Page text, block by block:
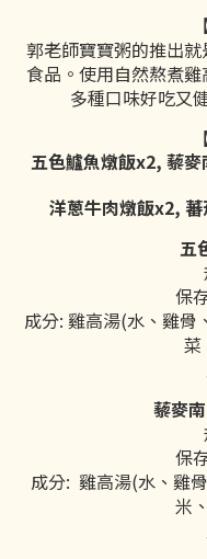
郭老師寶寶粥的推出
食品。使用自然熬煮
多種口味好吃又
五色鱸魚燉飯x2, 藜
洋蔥牛肉燉飯x2,
五
保
成分: 雞高湯(水、雞骨
菜
藜麥
保
成分: 雞高湯(水、雞
米